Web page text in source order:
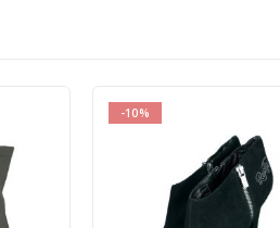
-10%